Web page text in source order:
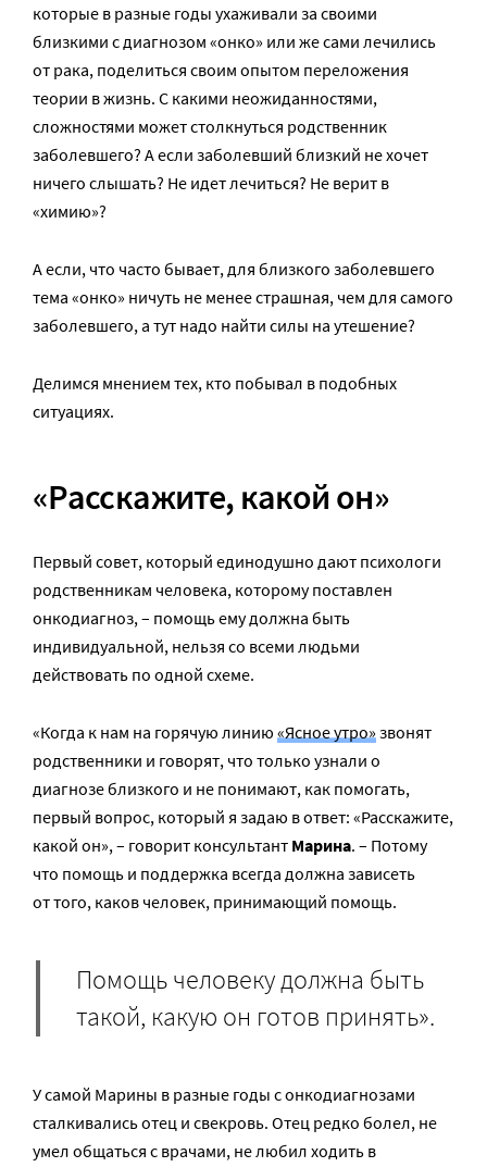
которые в разные годы ухаживали за своими
близкими с диагнозом «онко» или же сами лечились
от рака, поделиться своим опытом переложения
теории в жизнь. С какими неожиданностями,
сложностями может столкнуться родственник
заболевшего? А если заболевший близкий не хочет
ничего слышать? Не идет лечиться? Не верит в
«химию»?
А если, что часто бывает, для близкого заболевшего
тема «онко» ничуть не менее страшная, чем для самого
заболевшего, а тут надо найти силы на утешение?
Делимся мнением тех, кто побывал в подобных
ситуациях.
«Расскажите, какой он»
Первый совет, который единодушно дают психологи
родственникам человека, которому поставлен
онкодиагноз, – помощь ему должна быть
индивидуальной, нельзя со всеми людьми
действовать по одной схеме.
«Когда к нам на горячую линию «Ясное утро»звонят
родственники и говорят, что только узнали о
диагнозе близкого и не понимают, как помогать,
первый вопрос, который я задаю в ответ: «Расскажите,
какой он», – говорит консультант Марина. – Потому
что помощь и поддержка всегда должна зависеть
от того, каков человек, принимающий помощь.
Помощь человеку должна быть
такой, какую он готов принять».
У самой Марины в разные годы с онкодиагнозами
сталкивались отец и свекровь. Отец редко болел, не
умел общаться с врачами, не любил ходить в